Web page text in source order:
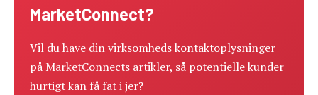
MarketConnect?
Vil du have din virksomheds kontaktoplysninger
på MarketConnects artikler, så potentielle kunder
hurtigt kan få fat i jer?